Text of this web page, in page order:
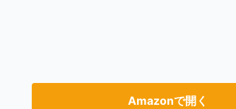
Amazonで開く